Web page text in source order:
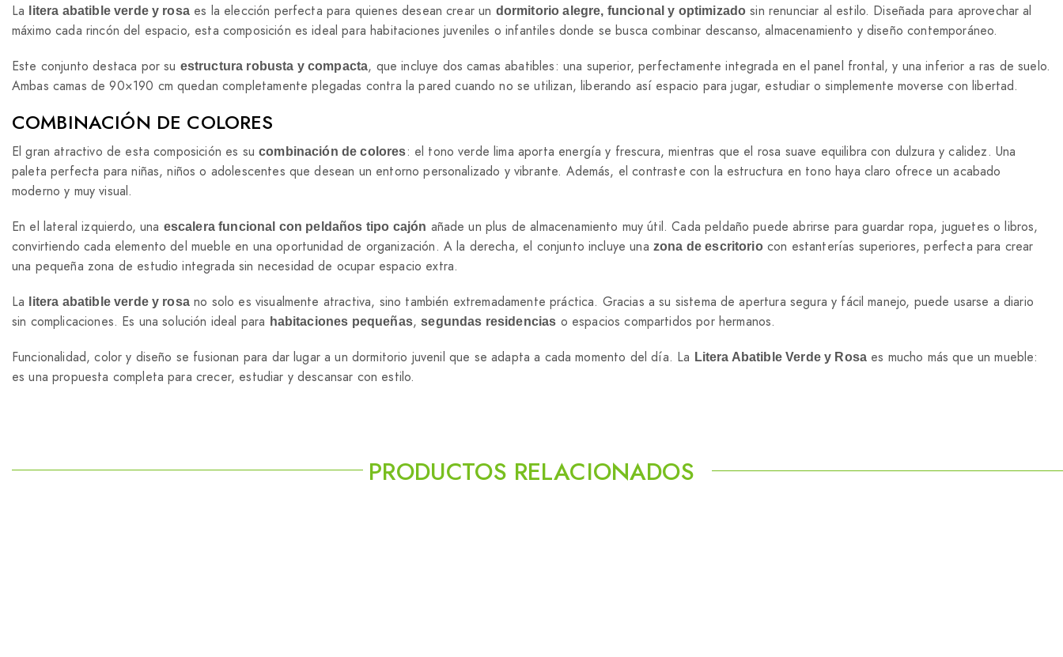
La litera abatible verde y rosaes la elección perfecta para quienes desean crear un dormitorio alegre, funcional y optimizado sin renunciar al estilo. Diseñada para aprovechar al
máximo cada rincón del espacio, esta composición es ideal para habitaciones juveniles o infantiles donde se busca combinar descanso, almacenamiento y diseño contemporáneo.
Este conjunto destaca por su estructura robusta y compacta, que incluye dos camas abatibles: una superior, perfectamente integrada en el panel frontal, y una inferior a ras de suelo.
Ambas camas de 90×190 cm quedan completamente plegadas contra la pared cuando no se utilizan, liberando así espacio para jugar, estudiar o simplemente moverse con libertad.
COMBINACIÓN DE COLORES
El gran atractivo de esta composición es sucombinación de colores: el tono verde lima aporta energía y frescura, mientras que el rosa suave equilibra con dulzura y calidez. Una
paleta perfecta para niñas, niños o adolescentes que desean un entorno personalizado y vibrante. Además, el contraste con la estructura en tono haya claro ofrece un acabado
moderno y muy visual.
En el lateral izquierdo, una escalera funcional con peldaños tipo cajón añade un plus de almacenamiento muy útil. Cada peldaño puede abrirse para guardar ropa, juguetes o libros,
convirtiendo cada elemento del mueble en una oportunidad de organización. A la derecha, el conjunto incluye una zona de escritoriocon estanterías superiores, perfecta para crear
una pequeña zona de estudio integrada sin necesidad de ocupar espacio extra.
La
litera abatible verde y rosano solo es visualmente atractiva, sino también extremadamente práctica. Gracias a su sistema de apertura segura y fácil manejo, puede usarse a diario
sin complicaciones. Es una solución ideal para habitaciones pequeñas,segundas residencias o espacios compartidos por hermanos.
Funcionalidad, color y diseño se fusionan para dar lugar a un dormitorio juvenil que se adapta a cada momento del día. La Litera Abatible Verde y Rosa es mucho más que un mueble:
es una propuesta completa para crecer, estudiar y descansar con estilo.
PRODUCTOS RELACIONADOS